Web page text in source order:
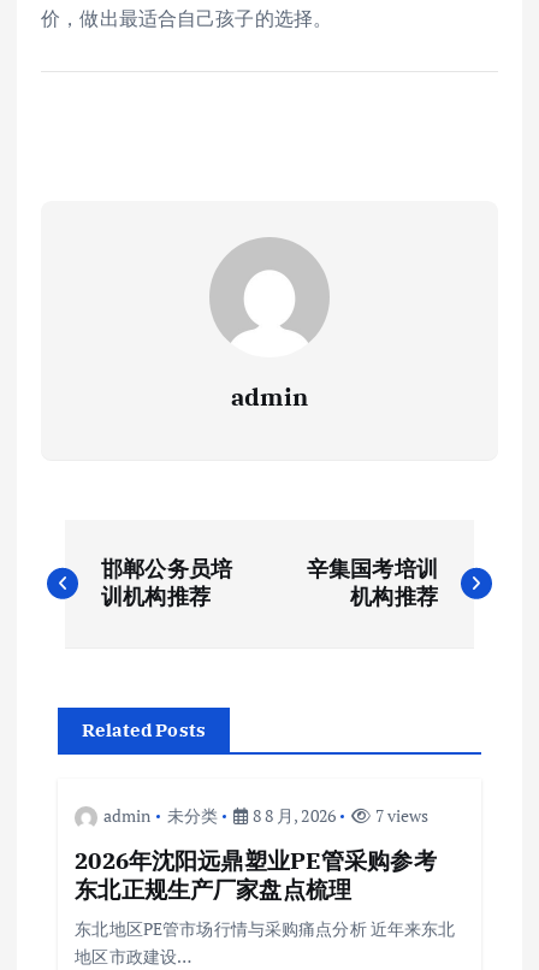
价，做出最适合自己孩子的选择。
admin
章
航
邯郸公务员培
训机构推荐
辛集国考培训
机构推荐
Related Posts
admin 未分类 8 8 月, 2026 7 views
2026年沈阳远鼎塑业PE管采购参考
东北正规生产厂家盘点梳理
东北地区PE管市场行情与采购痛点分析 近年来东北
地区市政建设…